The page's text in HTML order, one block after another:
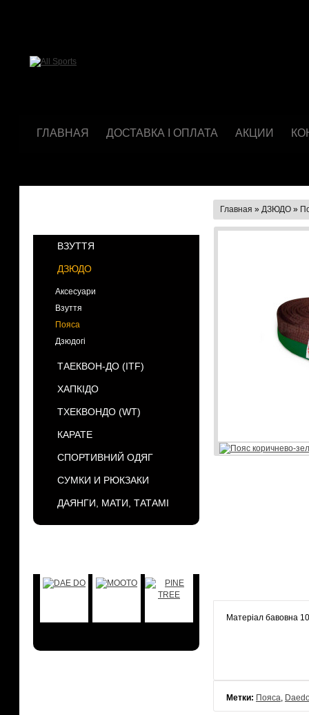
ГЛАВНАЯ ДОСТАВКА І ОПЛАТА АКЦИИ
ВЗУТТЯ
ДЗЮДО
Аксесуари
Взуття
Пояса
Дзюдогі
ТАЕКВОН-ДО (ІТF)
ХАПКІДО
ТХЕКВОНДО (WT)
КАРАТЕ
СПОРТИВНИЙ ОДЯГ
СУМКИ И РЮКЗАКИ
ДАЯНГИ, МАТИ, ТАТАМІ
Главная » ДЗЮДО »
Матеріал бавовна
Метки: Пояса,